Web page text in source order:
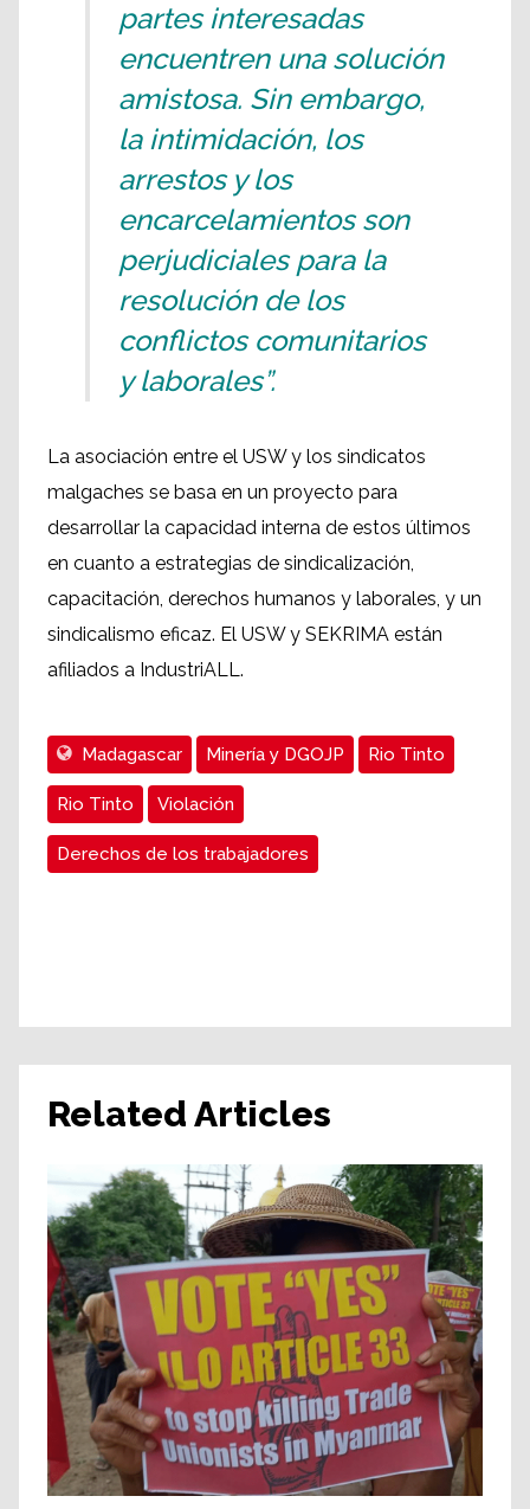
partes interesadas
encuentren una solución
amistosa. Sin embargo,
la intimidación, los
arrestos y los
encarcelamientos son
perjudiciales para la
resolución de los
conflictos comunitarios
y laborales”.
La asociación entre el USW y los sindicatos
malgaches se basa en un proyecto para
desarrollar la capacidad interna de estos últimos
en cuanto a estrategias de sindicalización,
capacitación, derechos humanos y laborales, y un
sindicalismo eficaz. El USW y SEKRIMA están
afiliados a IndustriALL.
Madagascar Minería y DGOJP Rio Tinto
Rio Tinto Violación
Derechos de los trabajadores
Related Articles